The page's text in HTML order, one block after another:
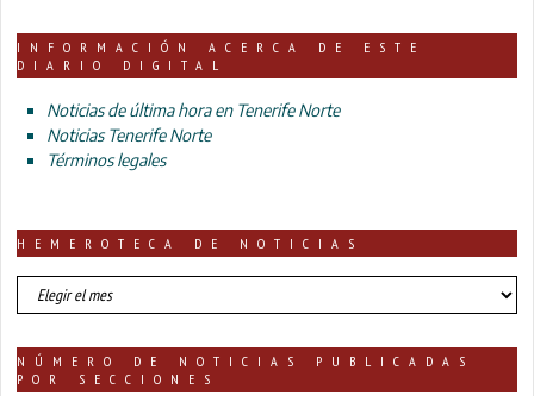
INFORMACIÓN ACERCA DE ESTE
DIARIO DIGITAL
Noticias de última hora en Tenerife Norte
Noticias Tenerife Norte
Términos legales
HEMEROTECA DE NOTICIAS
HEMEROTECA
DE
NÚMERO DE NOTICIAS PUBLICADAS
POR SECCIONES